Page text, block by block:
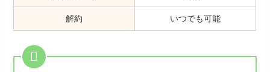
解約 いつでも可能